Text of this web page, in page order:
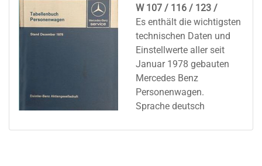
W 107 / 116 / 123 /
Es enthält die wichtigsten
technischen Daten und
Einstellwerte aller seit
Januar 1978 gebauten
Mercedes Benz
Personenwagen.
Sprache deutsch